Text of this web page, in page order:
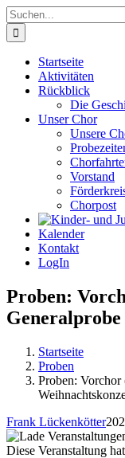
Zum
Inhalt
springen
Suche
nach:
Startseite
Aktivitäten
Rückblick
Die
Unser Chor
Unsere
Vorstand
Chorpost
Kalender
Kontakt
LogIn
Proben:
Startseite
Proben
Proben: Vorchor
Frank Lückenkötter
Diese Veranstaltung